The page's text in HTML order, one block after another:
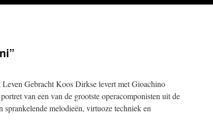
Gebracht Koos Dirkse levert met Gioachino
van een van de grootste operacomponisten uit de
melodieën, virtuoze techniek en